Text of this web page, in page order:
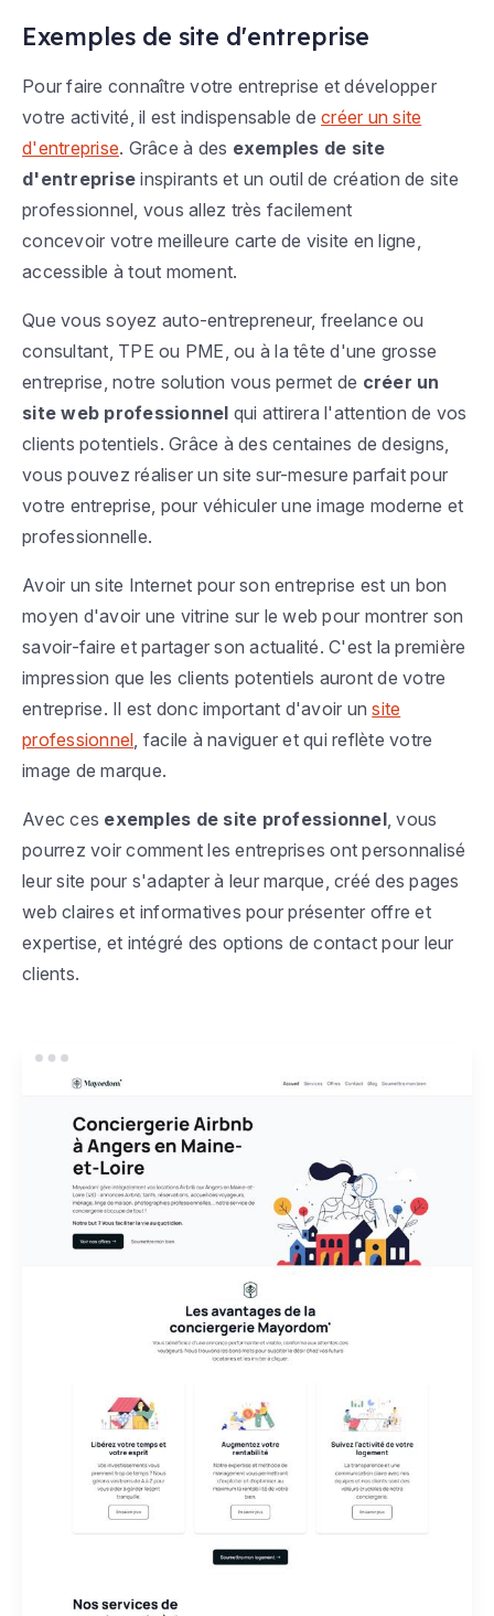
Exemples de site d'entreprise
Pour faire connaître votre entreprise et développer
votre activité, il est indispensable de créer un site
d'entreprise. Grâce à des exemples de site
d'entreprise inspirants et un outil de création de site
professionnel, vous allez très facilement
concevoir votre meilleure carte de visite en ligne,
accessible à tout moment.
Que vous soyez auto-entrepreneur, freelance ou
consultant, TPE ou PME, ou à la tête d'une grosse
entreprise, notre solution vous permet de créer un
site web professionnel qui attirera l'attention de vos
clients potentiels. Grâce à des centaines de designs,
vous pouvez réaliser un site sur-mesure parfait pour
votre entreprise, pour véhiculer une image moderne et
professionnelle.
Avoir un site Internet pour son entreprise est un bon
moyen d'avoir une vitrine sur le web pour montrer son
savoir-faire et partager son actualité. C'est la première
impression que les clients potentiels auront de votre
entreprise. Il est donc important d'avoir unsite
professionnel, facile à naviguer et qui reflète votre
image de marque.
Avec ces exemples de site professionnel, vous
pourrez voir comment les entreprises ont personnalisé
leur site pour s'adapter à leur marque, créé des pages
web claires et informatives pour présenter offre et
expertise, et intégré des options de contact pour leur
clients.